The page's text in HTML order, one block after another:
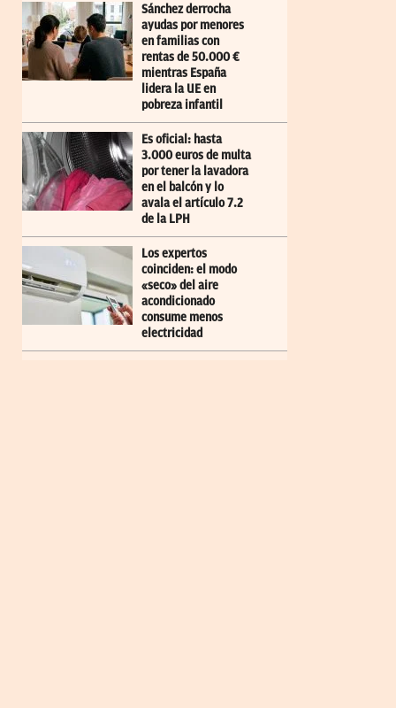
Sánchez derrocha
ayudas por menores
en familias con
rentas de 50.000 €
mientras España
lidera la UE en
pobreza infantil
Es oficial: hasta
3.000 euros de multa
por tener la lavadora
en el balcón y lo
avala el artículo 7.2
de la LPH
Los expertos
coinciden: el modo
«seco» del aire
acondicionado
consume menos
electricidad